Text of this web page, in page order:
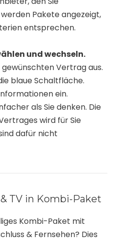
Pakete angezeigt,
entsprechen.
und wechseln.
gewünschten Vertrag aus.
blaue Schaltfläche.
ein.
als Sie denken. Die
wird für Sie
dafür nicht
TV in Kombi-Paket
Kombi-Paket mit
& Fernsehen? Dies